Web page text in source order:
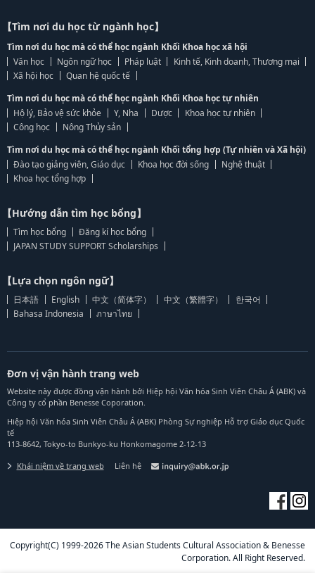
【Tìm nơi du học từ ngành học】
Tìm nơi du học mà có thể học ngành Khối Khoa học xã hội
Văn học
Ngôn ngữ học Pháp luật
Kinh tế, Kinh doanh, Thương mại
Xã hội học
Quan hệ quốc tế
Tìm nơi du học mà có thể học ngành Khối Khoa học tự nhiên
Hộ lý, Bảo vệ sức khỏe
Y, Nha Dược
Khoa học tự nhiên
Công học
Nông Thủy sản
Tìm nơi du học mà có thể học ngành Khối tổng hợp (Tự nhiên và Xã hội)
Đào tạo giảng viên, Giáo dục
Khoa học đời sống
Nghệ thuật
Khoa học tổng hợp
【Hướng dẫn tìm học bổng】
Tìm học bổng
Đăng kí học bổng
JAPAN STUDY SUPPORT Scholarships
【Lựa chọn ngôn ngữ】
日本語 English 中文（简体字） 中文（繁體字）
한국어
Bahasa Indonesia
ภาษาไทย
Đơn vị vận hành trang web
Website này được đồng vận hành bởi Hiệp hội Văn hóa Sinh Viên Châu Á (ABK) và
Công ty cổ phần Benesse Coporation.
Hiệp hội Văn hóa Sinh Viên Châu Á (ABK) Phòng Sự nghiệp Hỗ trợ Giáo dục Quốc
tế
113-8642, Tokyo-to Bunkyo-ku Honkomagome 2-12-13
Khái niệm về trang web Liên hệ
Copyright(C) 1999-2026 The Asian Students Cultural Association & Benesse
Corporation. All Right Reserved.